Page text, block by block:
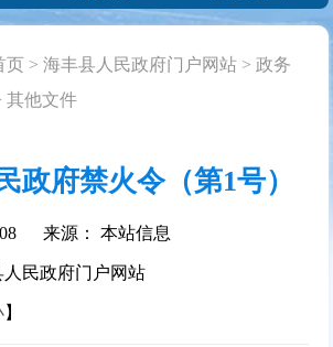
页 >海丰县人民政府门户网站 >政务
其他文件
政府禁火令（第1号）
来源： 本站信息
民政府门户网站
】